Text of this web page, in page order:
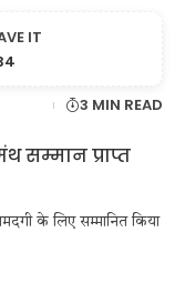
3 MIN READ
के लिए सम्मानित किया